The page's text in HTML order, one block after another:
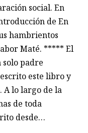
social. En
de En
hambrientos
Maté. ***** El
solo padre
este libro y
A lo largo de la
de toda
desde…